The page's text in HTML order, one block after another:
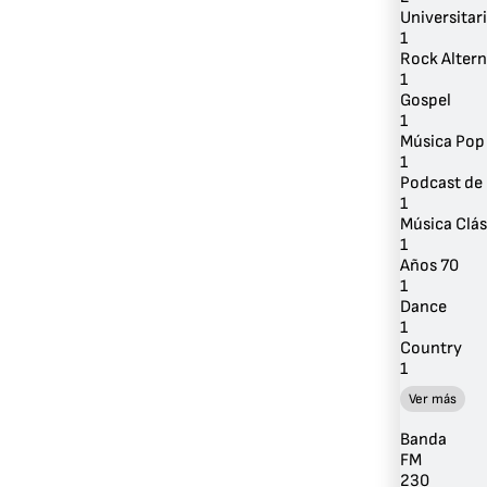
1
Rock
1
Gospel
1
Música Pop
1
Podcast
1
Música
1
Años 70
1
Dance
1
Country
1
Ver más
Banda
FM
230